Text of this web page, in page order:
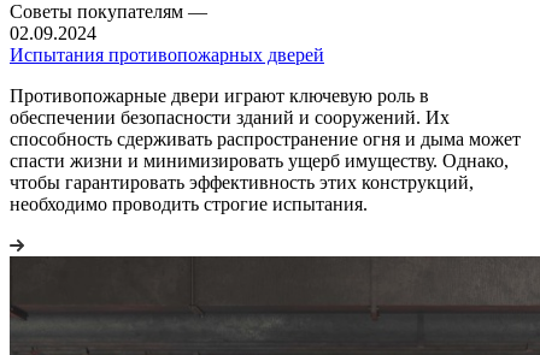
Советы покупателям —
02.09.2024
Испытания противопожарных дверей
Противопожарные двери играют ключевую роль в
обеспечении безопасности зданий и сооружений. Их
способность сдерживать распространение огня и дыма может
спасти жизни и минимизировать ущерб имуществу. Однако,
чтобы гарантировать эффективность этих конструкций,
необходимо проводить строгие испытания.